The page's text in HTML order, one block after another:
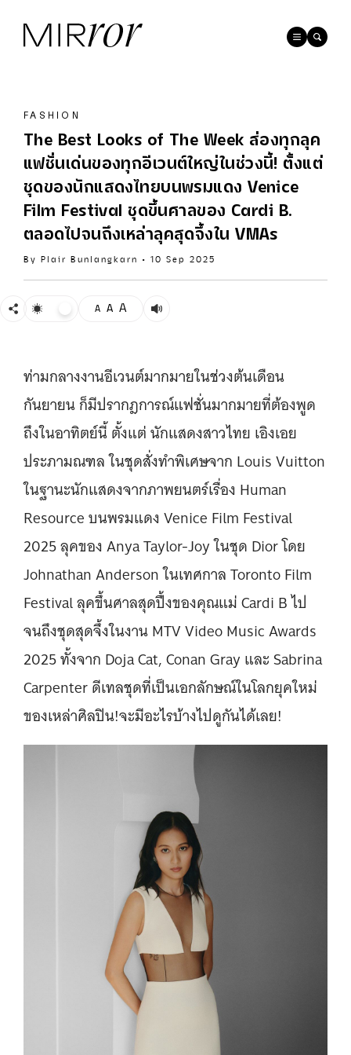
FASHION
The Best Looks of The Week ส่องทุกลุค
แฟชั่นเด่นของทุกอีเวนต์ใหญ่ในช่วงนี้! ตั้งแต่
ชุดของนักแสดงไทยบนพรมแดง Venice
Film Festival ชุดขึ้นศาลของ Cardi B.
ตลอดไปจนถึงเหล่าลุคสุดจึ้งใน VMAs
By Plair Bunlangkarn • 10 Sep 2025
A A A
ท่ามกลางงานอีเวนต์มากมายในช่วงต้นเดือน
กันยายน ก็มีปรากฎการณ์แฟชั่นมากมายที่ต้องพูด
ถึงในอาทิตย์นี้ ตั้งแต่ นักแสดงสาวไทย เอิงเอย
ประภามณฑล ในชุดสั่งทำพิเศษจาก Louis Vuitton
ในฐานะนักแสดงจากภาพยนตร์เรื่อง Human
Resource บนพรมแดง Venice Film Festival
2025 ลุคของ Anya Taylor-Joy ในชุด Dior โดย
Johnathan Anderson ในเทศกาล Toronto Film
Festival ลุคขึ้นศาลสุดปึ้งของคุณแม่ Cardi B ไป
จนถึงชุดสุดจึ้งในงาน MTV Video Music Awards
2025 ทั้งจาก Doja Cat, Conan Gray และ Sabrina
Carpenter ดีเทลชุดที่เป็นเอกลักษณ์ในโลกยุคใหม่
ของเหล่าศิลปิน!จะมีอะไรบ้างไปดูกันได้เลย!